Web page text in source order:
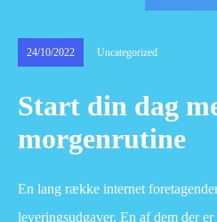
24/10/2022 Uncategorized
Start din dag
morgenrutine
En lang række internet
leveringsudgaver. En af dem der